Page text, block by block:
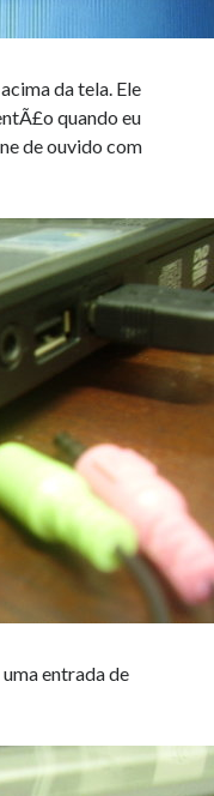
da tela. Ele
quando eu
de ouvido com
entrada de